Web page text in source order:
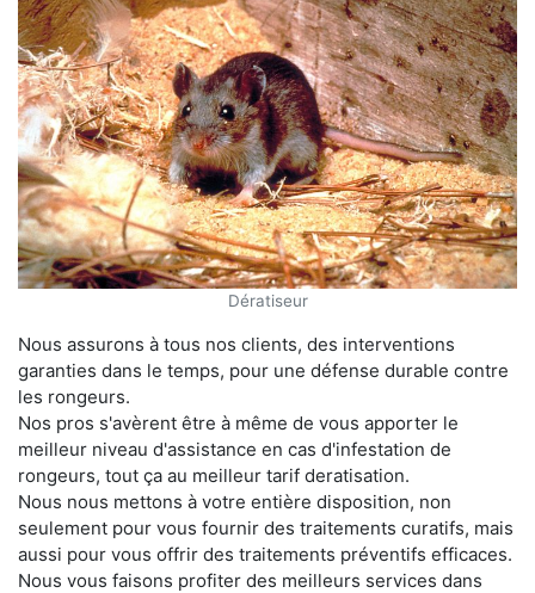
Dératiseur
Nous assurons à tous nos clients, des interventions
garanties dans le temps, pour une défense durable contre
les rongeurs.
Nos pros s'avèrent être à même de vous apporter le
meilleur niveau d'assistance en cas d'infestation de
rongeurs, tout ça au meilleur tarif deratisation.
Nous nous mettons à votre entière disposition, non
seulement pour vous fournir des traitements curatifs, mais
aussi pour vous offrir des traitements préventifs efficaces.
Nous vous faisons profiter des meilleurs services dans